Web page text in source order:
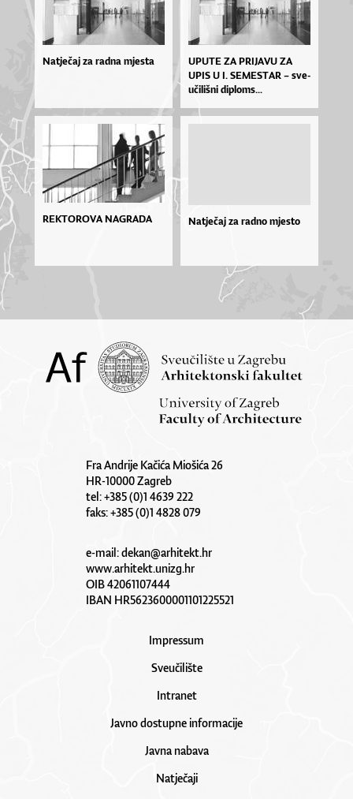
Natječaj za radna mjesta
UPU­TE ZA PRI­JA­VU ZA
UPIS U I. SE­MES­TAR – sve­
u­či­liš­ni di­plo­ms...
REKTOROVA NAGRADA Natječaj za radno mjesto
Fra Andrije Kačića Miošića 26
HR-10000 Zagreb
tel: +385 (0)1 4639 222
faks: +385 (0)1 4828 079
e-mail:dekan@arhitekt.hr
www.arhitekt.unizg.hr
OIB 42061107444
IBAN HR5623600001101225521
Impressum
Sveučilište
Intranet
Javno dostupne informacije
Javna nabava
Natječaji